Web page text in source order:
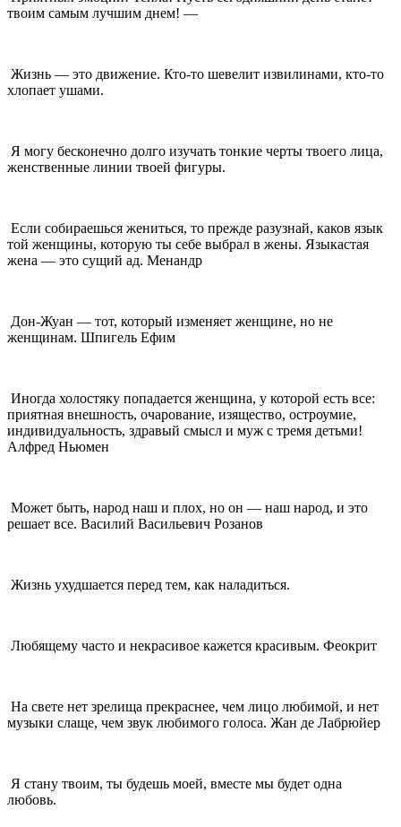
твоим самым лучшим днем! —
Жизнь — это движение. Кто-то шевелит извилинами, кто-то
хлопает ушами.
Я могу бесконечно долго изучать тонкие черты твоего лица,
женственные линии твоей фигуры.
Если собираешься жениться, то прежде разузнай, каков язык
той женщины, которую ты себе выбрал в жены. Языкастая
жена — это сущий ад. Менандр
Дон-Жуан — тот, который изменяет женщине, но не
женщинам. Шпигель Ефим
Иногда холостяку попадается женщина, у которой есть все:
приятная внешность, очарование, изящество, остроумие,
индивидуальность, здравый смысл и муж с тремя детьми!
Алфред Ньюмен
Может быть, народ наш и плох, но он — наш народ, и это
решает все. Василий Васильевич Розанов
Жизнь ухудшается перед тем, как наладиться.
Любящему часто и некрасивое кажется красивым. Феокрит
На свете нет зрелища прекраснее, чем лицо любимой, и нет
музыки слаще, чем звук любимого голоса. Жан де Лабрюйер
Я стану твоим, ты будешь моей, вместе мы будет одна
любовь.